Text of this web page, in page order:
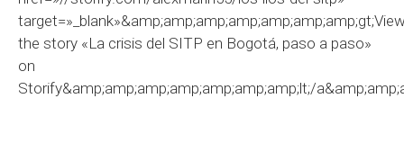
the story «La crisis del SITP en Bogotá, paso a paso»
on
Storify&amp;amp;amp;amp;amp;amp;amp;lt;/